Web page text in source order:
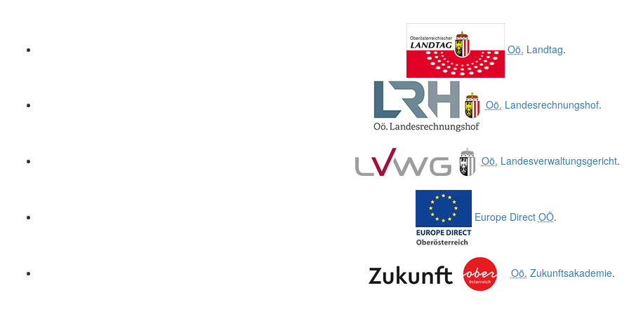
Oö. Landtag.
Oö. Landesrechnungshof.
Oö. Landesverwaltungsgericht.
Europe Direct OÖ.
Oö. Zukunftsakademie.